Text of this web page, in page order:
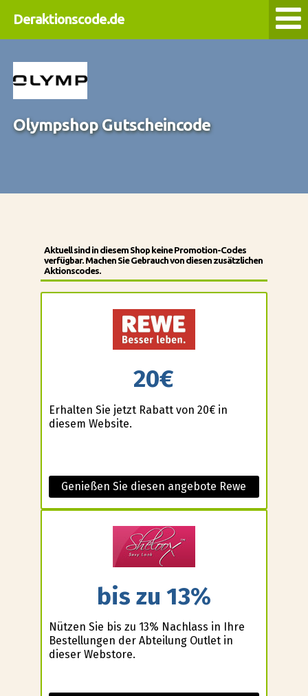
Deraktionscode.de
Olympshop Gutscheincode
Aktuell sind in diesem Shop keine Promotion-Codes
verfügbar. Machen Sie Gebrauch von diesen zusätzlichen
Aktionscodes.
20€
Erhalten Sie jetzt Rabatt von 20€ in
diesem Website.
Genießen Sie diesen angebote Rewe
bis zu 13%
Nützen Sie bis zu 13% Nachlass in Ihre
Bestellungen der Abteilung Outlet in
dieser Webstore.